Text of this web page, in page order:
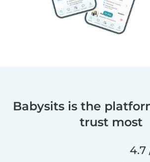
Babysits is the
trust most
4.7